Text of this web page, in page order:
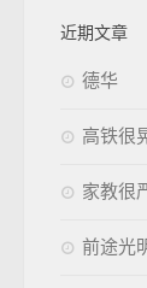
近期文章
德华
高铁很
家教很
前途光